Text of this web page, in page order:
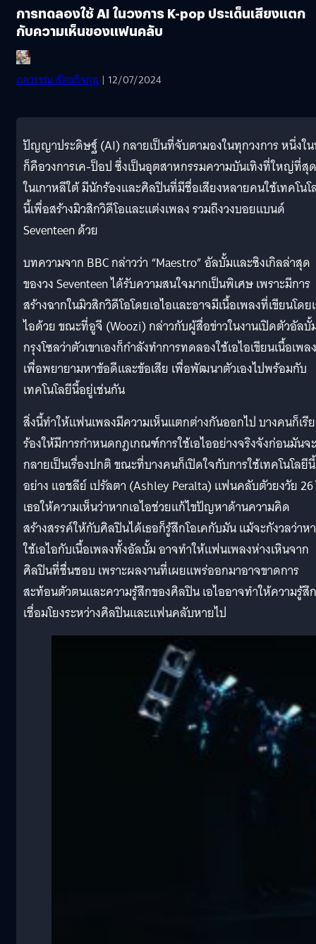
การทดลองใช้ AI ในวงการ K-pop ประเด็นเสียงแตก
กับความเห็นของแฟนคลับ
ภควรรณ สัตยกิจกุล | 12/07/2024
ปัญญาประดิษฐ์ (AI) กลายเป็นที่จับตามองในทุกวงการ หนึ่งใ
ก็คือวงการเค-ป็อป ซึ่งเป็นอุตสาหกรรมความบันเทิงที่ใหญ่ที่สุด
ในเกาหลีใต้ มีนักร้องและศิลปินที่มีชื่อเสียงหลายคนใช้เทคโนโ
นี้เพื่อสร้างมิวสิกวิดีโอและแต่งเพลง รวมถึงวงบอยแบนด์
Seventeen ด้วย
บทความจาก BBC กล่าวว่า “Maestro” อัลบั้มและซิงเกิลล่าสุด
ของวง Seventeen ได้รับความสนใจมากเป็นพิเศษ เพราะมีการ
สร้างฉากในมิวสิกวิดีโอโดยเอไอและอาจมีเนื้อเพลงที่เขียนโดย
ไอด้วย ขณะที่อูจี (Woozi) กล่าวกับผู้สื่อข่าวในงานเปิดตัวอัล
กรุงโซลว่าตัวเขาเองก็กำลังทำการทดลองใช้เอไอเขียนเนื้อเพลง
เพื่อพยายามหาข้อดีและข้อเสีย เพื่อพัฒนาตัวเองไปพร้อมกับ
เทคโนโลยีนี้อยู่เช่นกัน
สิ่งนี้ทำให้แฟนเพลงมีความเห็นแตกต่างกันออกไป บางคนก็เรี
ร้องให้มีการกำหนดกฎเกณฑ์การใช้เอไออย่างจริงจังก่อนมันจะ
กลายเป็นเรื่องปกติ ขณะที่บางคนก็เปิดใจกับการใช้เทคโนโลยีนี้
อย่าง แอชลีย์ เปรัลตา (Ashley Peralta) แฟนคลับตัวยงวัย
เธอให้ความเห็นว่าหากเอไอช่วยแก้ไขปัญหาด้านความคิด
สร้างสรรค์ให้กับศิลปินได้เธอก็รู้สึกโอเคกับมัน แม้จะกังวลว่าห
ใช้เอไอกับเนื้อเพลงทั้งอัลบั้ม อาจทำให้แฟนเพลงห่างเหินจาก
ศิลปินที่ชื่นชอบ เพราะผลงานที่เผยแพร่ออกมาอาจขาดการ
สะท้อนตัวตนและความรู้สึกของศิลปิน เอไออาจทำให้ความรู้สึก
เชื่อมโยงระหว่างศิลปินและแฟนคลับหายไป